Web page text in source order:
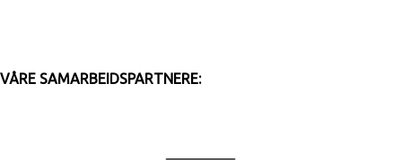
VÅRE SAMARBEIDSPARTNERE: